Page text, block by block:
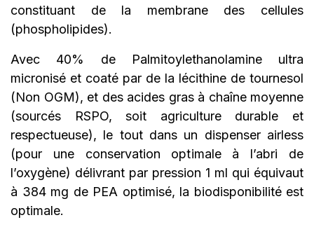
constituant de la membrane des cellules
(phospholipides).
Avec 40% de Palmitoylethanolamine ultra
micronisé et coaté par de la lécithine de tournesol
(Non OGM), et des acides gras à chaîne moyenne
(sourcés RSPO, soit agriculture durable et
respectueuse), le tout dans un dispenser airless
(pour une conservation optimale à l’abri de
l’oxygène) délivrant par pression 1 ml qui équivaut
à 384 mg de PEA optimisé, la biodisponibilité est
optimale.